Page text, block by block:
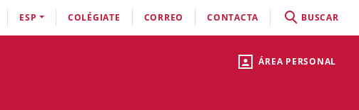
ÁREA PERSONAL
ESP COLÉGIATE CORREO CONTACTA BUSCAR